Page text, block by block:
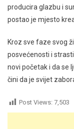
producira glazbu i
postao je mjesto
Kroz sve faze svog
posvećenosti i
novi početak i da se
čini da je svijet
Post Views: 7,503